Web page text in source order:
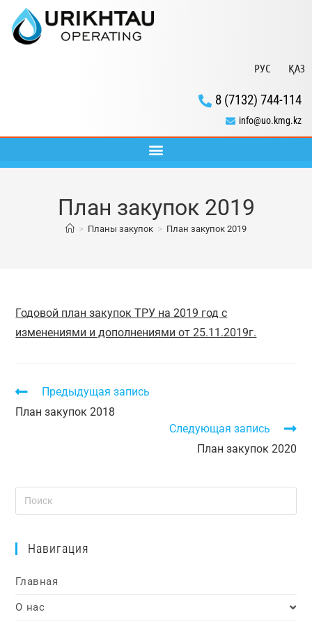
РУС ҚАЗ
8 (7132) 744-114
info@uo.kmg.kz
План закупок 2019
> Планы закупок > План закупок 2019
Годовой план закупок ТРУ на 2019 год с
изменениями и дополнениями от 25.11.2019г.
Предыдущая запись
План закупок 2018
Следующая запись
План закупок 2020
Навигация
Главная
О нас